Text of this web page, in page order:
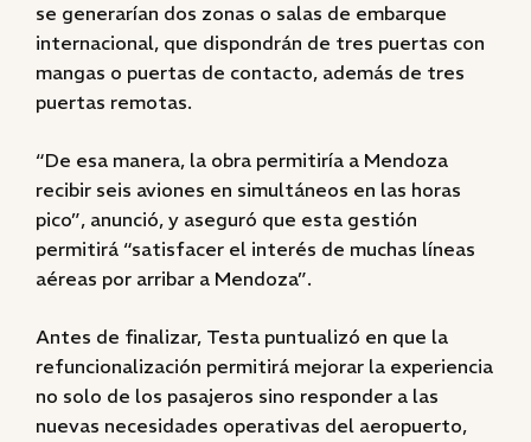
se generarían dos zonas o salas de embarque
internacional, que dispondrán de tres puertas con
mangas o puertas de contacto, además de tres
puertas remotas.
“De esa manera, la obra permitiría a Mendoza
recibir seis aviones en simultáneos en las horas
pico”, anunció, y aseguró que esta gestión
permitirá “satisfacer el interés de muchas líneas
aéreas por arribar a Mendoza”.
Antes de finalizar, Testa puntualizó en que la
refuncionalización permitirá mejorar la experiencia
no solo de los pasajeros sino responder a las
nuevas necesidades operativas del aeropuerto,